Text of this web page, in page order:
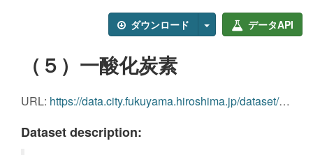
ダウンロード データAPI
（５）一酸化炭素
URL: https://data.city.fukuyama.hiroshima.jp/dataset/71e08d3d-39d3-497a-8d4a-f3ec7f0da856/resource/3fe1f49e-1cf4-4e19-8d74-c373f04c5f92/download/j342021_05-co.csv
Dataset description: